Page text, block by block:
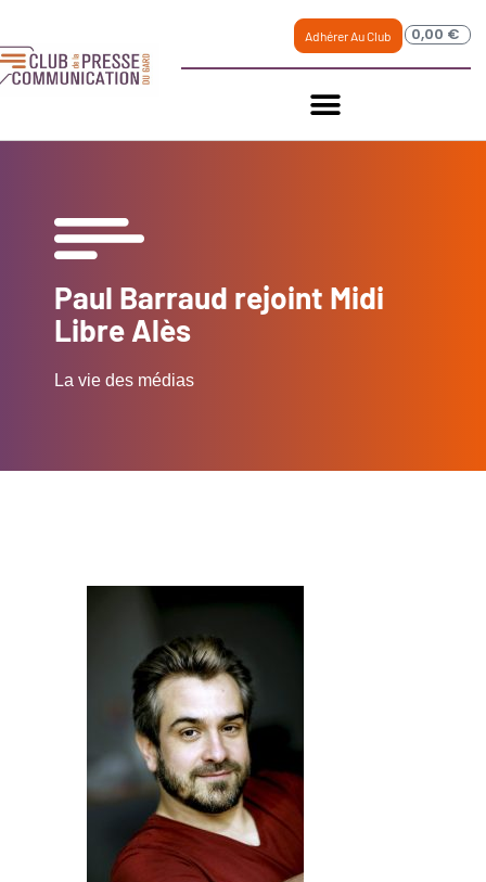
Adhérer Au Club 0,00 €
Paul Barraud rejoint Midi
Libre Alès
La vie des médias